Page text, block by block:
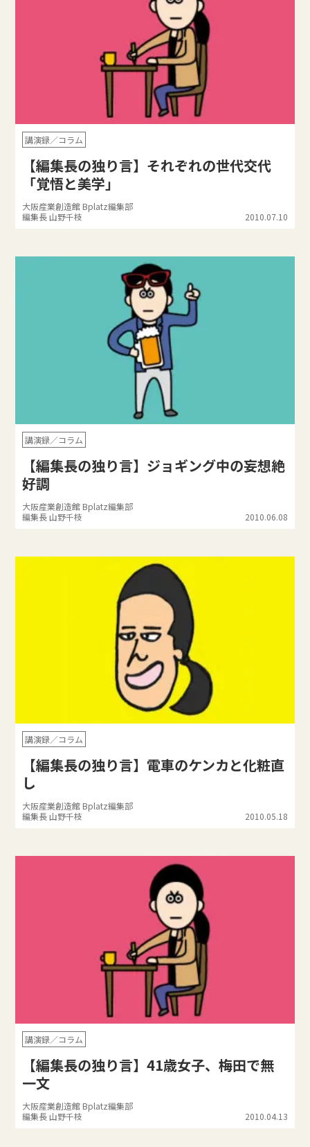
講演録／コラム
【編集長の独り言】それぞれの世代交代
「覚悟と美学」
大阪産業創造館 Bplatz編集部
編集長 山野千枝
2010.07.10
講演録／コラム
【編集長の独り言】ジョギング中の妄想絶
好調
大阪産業創造館 Bplatz編集部
編集長 山野千枝
2010.06.08
講演録／コラム
【編集長の独り言】電車のケンカと化粧直
し
大阪産業創造館 Bplatz編集部
編集長 山野千枝
2010.05.18
講演録／コラム
【編集長の独り言】41歳女子、梅田で無
一文
大阪産業創造館 Bplatz編集部
編集長 山野千枝
2010.04.13